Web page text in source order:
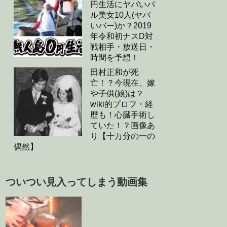
円生活にヤバいバ
ル美女10人(ヤバ
いバー)か？2019
年令和初ナスD対
戦相手・放送日・
時間を予想！
田村正和が死
亡！？今現在、嫁
や子供(娘)は？
wiki的プロフ・経
歴も！心臓手術し
ていた！？画像あ
り【十万分の一の
偶然】
ついつい見入ってしまう動画集